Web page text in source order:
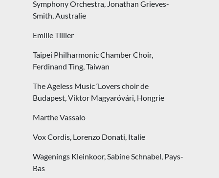
Symphony Orchestra, Jonathan Grieves-
Smith, Australie
Emilie Tillier
Taipei Philharmonic Chamber Choir,
Ferdinand Ting, Taiwan
The Ageless Music ‘Lovers choir de
Budapest, Viktor Magyaróvári, Hongrie
Marthe Vassalo
Vox Cordis, Lorenzo Donati, Italie
Wagenings Kleinkoor, ‪Sabine Schnabel, Pays-
Bas